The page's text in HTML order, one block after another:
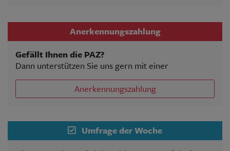
Anerkennungszahlung
Gefällt Ihnen die PAZ?
Dann unterstützen Sie uns gern mit einer
Anerkennungszahlung
Umfrage der Woche